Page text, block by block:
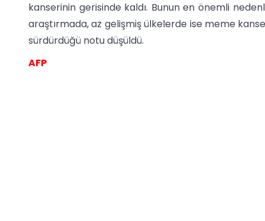
kanserinin gerisinde kaldı. Bunun en önemli
araştırmada, az gelişmiş ülkelerde ise meme
sürdürdüğü notu düşüldü.
AFP